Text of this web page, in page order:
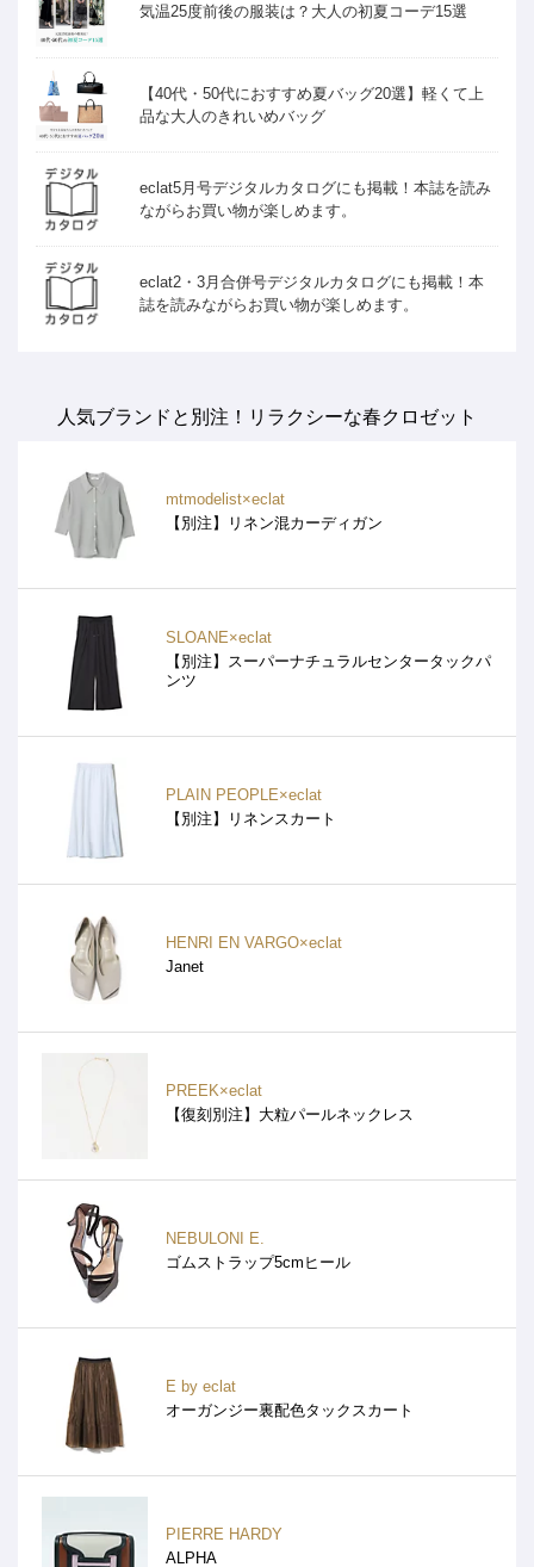
気温25度前後の服装は？大人の初夏コーデ15選
【40代・50代におすすめ夏バッグ20選】軽くて上
品な大人のきれいめバッグ
eclat5月号デジタルカタログにも掲載！本誌を読み
ながらお買い物が楽しめます。
eclat2・3月合併号デジタルカタログにも掲載！本
誌を読みながらお買い物が楽しめます。
人気ブランドと別注！リラクシーな春クロゼット
mtmodelist×eclat
【別注】リネン混カーディガン
SLOANE×eclat
【別注】スーパーナチュラルセンタータックパ
ンツ
PLAIN PEOPLE×eclat
【別注】リネンスカート
HENRI EN VARGO×eclat
Janet
PREEK×eclat
【復刻別注】大粒パールネックレス
NEBULONI E.
ゴムストラップ5cmヒール
E by eclat
オーガンジー裏配色タックスカート
PIERRE HARDY
ALPHA